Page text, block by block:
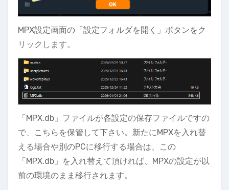
MPX設定画面の「設定フォルダを開く」ボタンをク
リックします。
「MPX.db」ファイルが各設定の保存ファイルですの
で、こちらを保管して下さい。新たにMPXを入れ替
える場合や別のPCに移行する場合は、この
「MPX.db」を入れ替えて頂ければ、MPXの設定が以
前の環境のまま移行されます。